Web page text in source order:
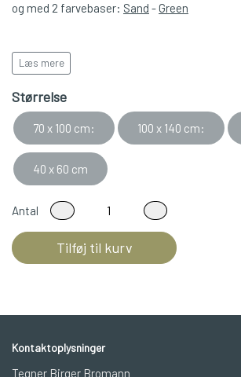
og med 2 farvebaser: Sand -Green
Leveres i rulle/paprør
Læs mere
Størrelse
70 x 100 cm: 100 x 140 cm:
40 x 60 cm
Antal
Tilføj til kurv
Kontaktoplysninger
Tegner Birger Bromann